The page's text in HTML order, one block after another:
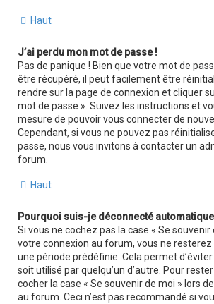
Haut
J’ai perdu mon mot de passe !
Pas de panique ! Bien que votre mot de
être récupéré, il peut facilement être
rendre sur la page de connexion et cliquer
mot de passe ». Suivez les instructions et
mesure de pouvoir vous connecter de
Cependant, si vous ne pouvez pas
passe, nous vous invitons à contacter un
forum.
Haut
Pourquoi suis-je déconnecté
Si vous ne cochez pas la case « Se souvenir
votre connexion au forum, vous ne
une période prédéfinie. Cela permet
soit utilisé par quelqu’un d’autre. Pour
cocher la case « Se souvenir de moi » lors
au forum. Ceci n’est pas recommandé si